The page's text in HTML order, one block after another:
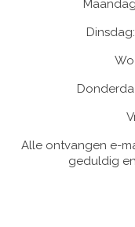
Alle ontvangen e-
geduldig